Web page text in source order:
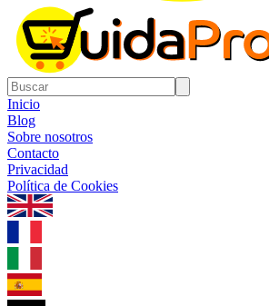
Inicio
Blog
Sobre nosotros
Contacto
Privacidad
Política de Cookies